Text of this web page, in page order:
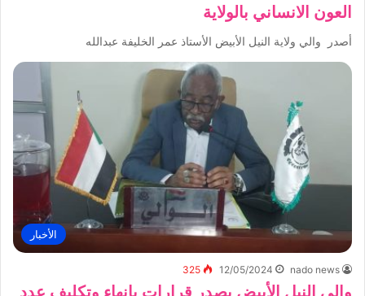
العون الانساني بالولاية
أصدر والي ولاية النيل الأبيض الأستاذ عمر الخليفة عبدالله
الأخبار
nado news
12/05/2024
325
والي النيل الأبيض يصدر قرارات بإنهاء وتكليف عدد